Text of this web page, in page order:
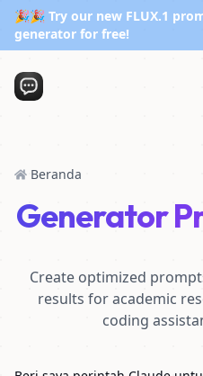
🎉🎉 Try our new FLUX.1
generator for free!
Beranda
Generator
Create optimized
results for academic
coding